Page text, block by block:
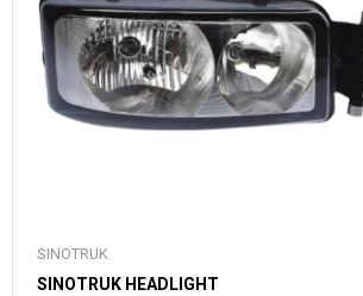
SINOTRUK
SINOTRUK HEADLIGHT